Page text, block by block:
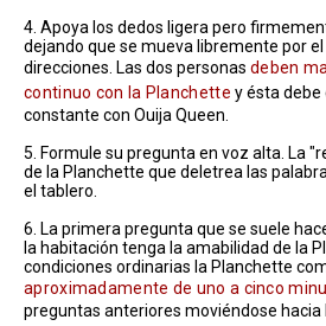
4. Apoya los dedos ligera pero
dejando que se mueva libremente por
direcciones. Las dos personas deben
continuo con la Planchette y ésta
constante con Ouija Queen.
5. Formule su pregunta en voz alta. La
de la Planchette que deletrea las
el tablero.
6. La primera pregunta que se suele
la habitación tenga la amabilidad de la
condiciones ordinarias la Planchette
aproximadamente de uno a cinco
preguntas anteriores moviéndose hacia